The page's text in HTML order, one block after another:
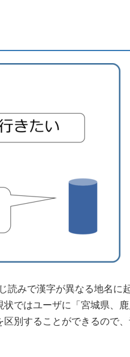
読みで漢字が異なる地名に
ではユーザに「宮城県、
別することができるので